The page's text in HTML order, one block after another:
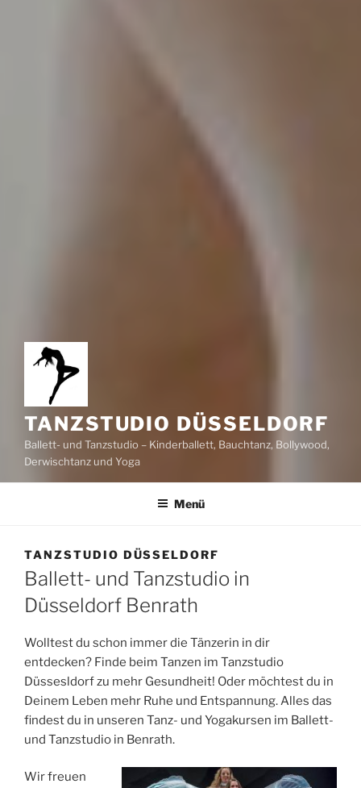
TANZSTUDIO DÜSSELDORF
Ballett- und Tanzstudio – Kinderballett, Bauchtanz, Bollywood,
Derwischtanz und Yoga
Menü
TANZSTUDIO DÜSSELDORF
Ballett- und Tanzstudio in
Düsseldorf Benrath
Wolltest du schon immer die Tänzerin in dir
entdecken? Finde beim Tanzen im Tanzstudio
Düssesldorf zu mehr Gesundheit! Oder möchtest du in
Deinem Leben mehr Ruhe und Entspannung. Alles das
findest du in unseren Tanz- und Yogakursen im Ballett-
und Tanzstudio in Benrath.
Wir freuen